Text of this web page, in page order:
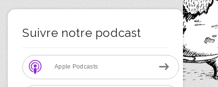
Suivre notre podcast
Apple Podcasts